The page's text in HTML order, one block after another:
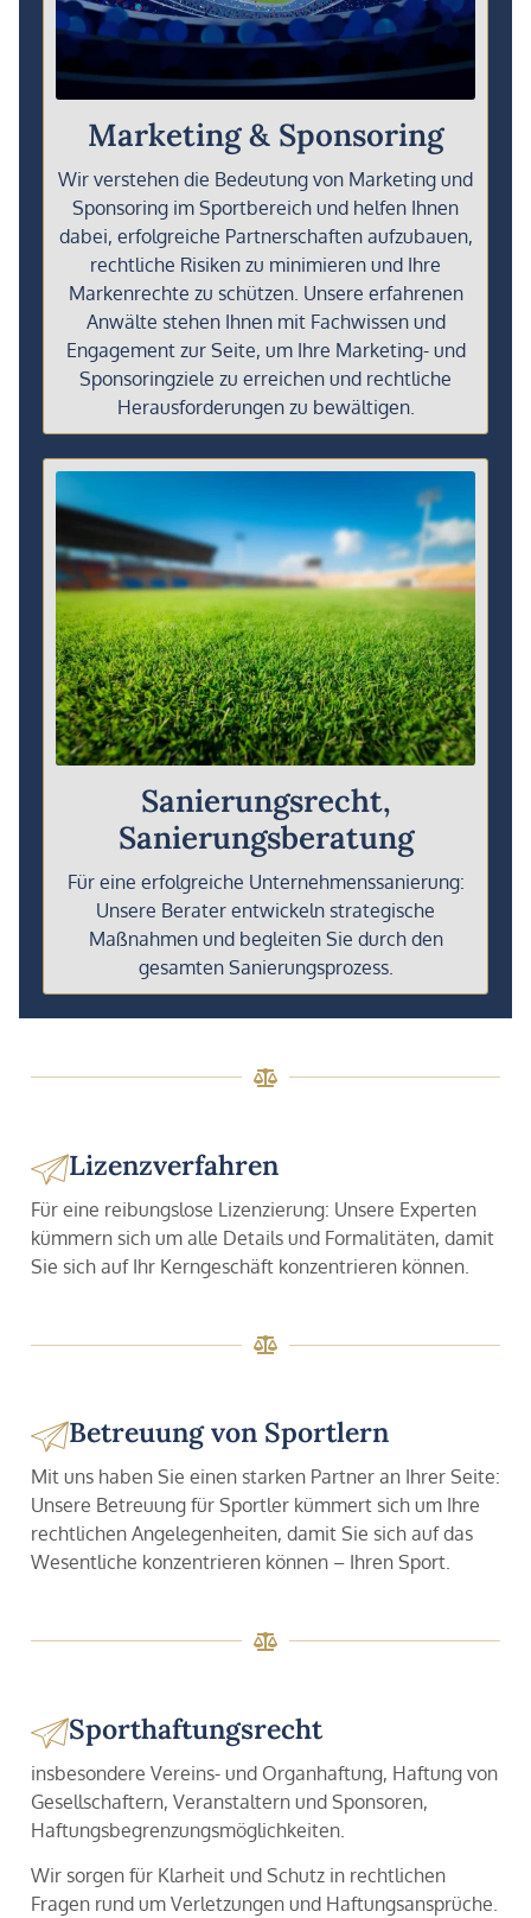
Marketing & Sponsoring
Wir verstehen die Bedeutung von Marketing und
Sponsoring im Sportbereich und helfen Ihnen
dabei, erfolgreiche Partnerschaften aufzubauen,
rechtliche Risiken zu minimieren und Ihre
Markenrechte zu schützen. Unsere erfahrenen
Anwälte stehen Ihnen mit Fachwissen und
Engagement zur Seite, um Ihre Marketing- und
Sponsoringziele zu erreichen und rechtliche
Herausforderungen zu bewältigen.
Sanierungsrecht,
Sanierungsberatung
Für eine erfolgreiche Unternehmenssanierung:
Unsere Berater entwickeln strategische
Maßnahmen und begleiten Sie durch den
gesamten Sanierungsprozess.
Lizenzverfahren
Für eine reibungslose Lizenzierung: Unsere Experten
kümmern sich um alle Details und Formalitäten, damit
Sie sich auf Ihr Kerngeschäft konzentrieren können.
Betreuung von Sportlern
Mit uns haben Sie einen starken Partner an Ihrer Seite:
Unsere Betreuung für Sportler kümmert sich um Ihre
rechtlichen Angelegenheiten, damit Sie sich auf das
Wesentliche konzentrieren können – Ihren Sport.
Sporthaftungsrecht
insbesondere Vereins- und Organhaftung, Haftung von
Gesellschaftern, Veranstaltern und Sponsoren,
Haftungsbegrenzungsmöglichkeiten.
Wir sorgen für Klarheit und Schutz in rechtlichen
Fragen rund um Verletzungen und Haftungsansprüche.